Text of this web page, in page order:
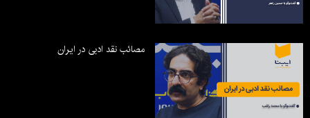
مصائب نقد ادبی در ایران